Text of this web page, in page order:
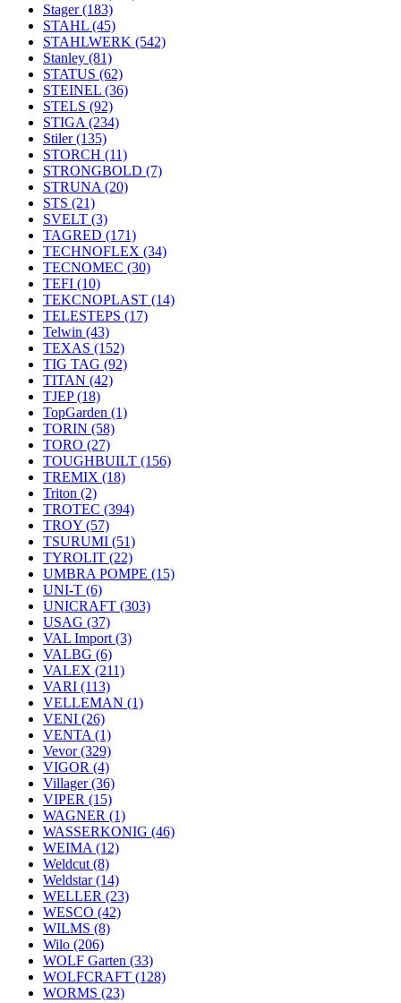
Stager(183)
STAHL (45)
STAHLWERK (542)
Stanley (81)
STATUS (62)
STEINEL (36)
STELS (92)
STIGA (234)
Stiler(135)
STORCH (11)
STRONGBOLD (7)
STRUNA (20)
STS (21)
SVELT (3)
TAGRED (171)
TECHNOFLEX (34)
TECNOMEC (30)
TEFI (10)
TEKCNOPLAST (14)
TELESTEPS (17)
Telwin (43)
TEXAS (152)
TIG TAG (92)
TITAN (42)
TJEP(18)
TopGarden (1)
TORIN (58)
TORO (27)
TOUGHBUILT (156)
TREMIX (18)
Triton (2)
TROTEC (394)
TROY (57)
TSURUMI (51)
TYROLIT (22)
UMBRA POMPE (15)
UNI-T (6)
UNICRAFT (303)
USAG (37)
VAL Import (3)
VALBG (6)
VALEX (211)
VARI (113)
VELLEMAN (1)
VENI (26)
VENTA (1)
Vevor(329)
VIGOR (4)
Villager(36)
VIPER (15)
WAGNER (1)
WASSERKONIG (46)
WEIMA (12)
Weldcut (8)
Weldstar(14)
WELLER (23)
WESCO (42)
WILMS (8)
Wilo (206)
WOLF Garten (33)
WOLFCRAFT (128)
WORMS (23)